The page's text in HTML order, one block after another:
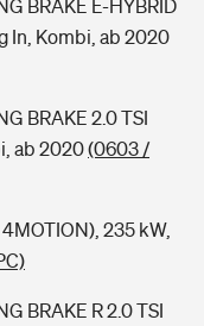
BRAKE E-HYBRID
In, Kombi, ab 2020
BRAKE 2.0 TSI
ab 2020(0603 /
235 kW,
BRAKE R 2.0 TSI